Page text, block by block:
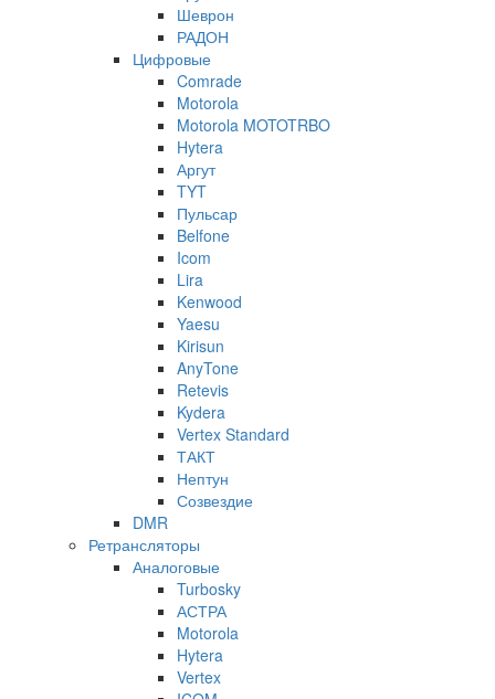
Шеврон
РАДОН
Цифровые
Comrade
Motorola
Motorola MOTOTRBO
Hytera
Аргут
TYT
Пульсар
Belfone
Icom
Lira
Kenwood
Yaesu
Kirisun
AnyTone
Retevis
Kydera
Vertex Standard
ТАКТ
Нептун
Созвездие
DMR
Ретрансляторы
Аналоговые
Turbosky
АСТРА
Motorola
Hytera
Vertex